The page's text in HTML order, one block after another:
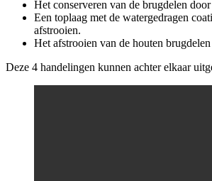
Het conserveren van de brugdelen
Een toplaag met de watergedragen
afstrooien.
Het afstrooien van de houten
Deze 4 handelingen kunnen achter elkaar